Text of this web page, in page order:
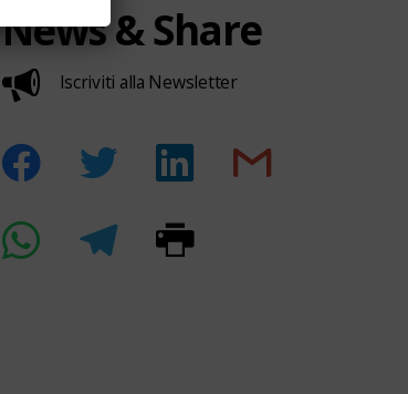
News & Share
Iscriviti alla Newsletter